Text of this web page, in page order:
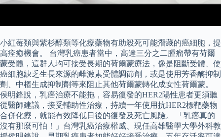
小紅莓類與紫杉醇類等化療藥物有助殺死可能潛藏的癌細胞，提
高痊癒機會。 台灣乳癌患者當中，高達三分之二腫瘤帶有荷爾
蒙受體，這群人均可接受長期的荷爾蒙療法，像是阻斷受體、使
癌細胞缺乏生長來源的雌激素受體調節劑，或是使用芳香酶抑制
劑、中樞生成抑制劑等來阻止其他荷爾蒙轉化成女性荷爾蒙。
侯明鋒說，乳癌治療不能拖，容易復發的HER2陽性患者更須聽
從醫師建議，接受輔助性治療，持續一年使用抗HER2標靶藥物
合併化療，就能有效降低日後的復發及死亡風險。 「乳癌真的
沒有那麼可怕！」台灣乳癌治療權威、現任高雄醫學大學外科教